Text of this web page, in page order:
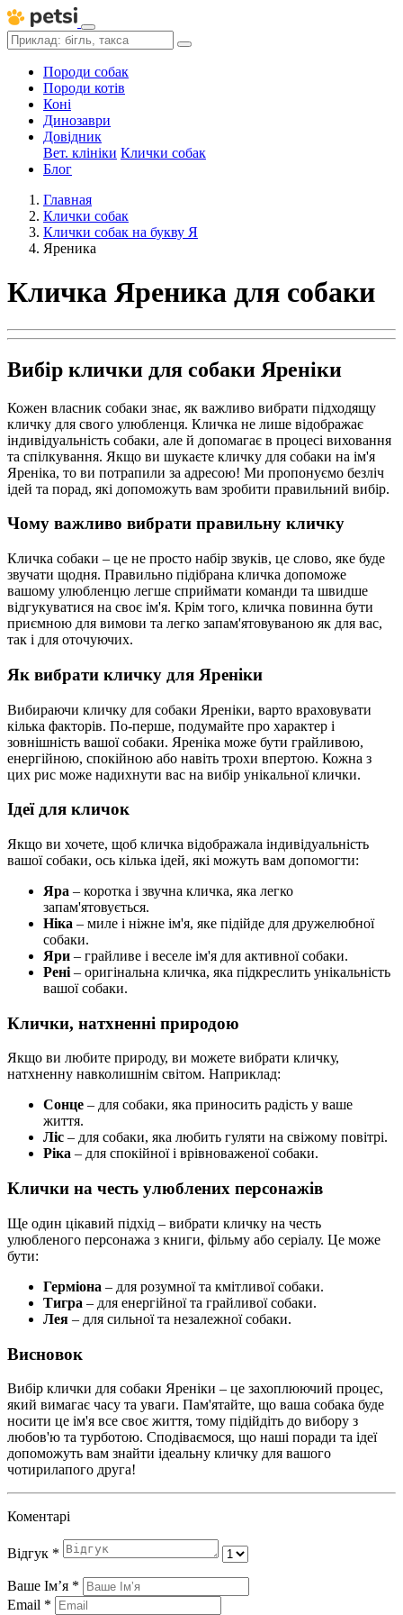
Породи собак
Породи котів
Коні
Динозаври
Довідник
Вет. клініки Клички собак
Блог
Главная
Клички собак
Клички собак на букву Я
Яреника
Кличка Яреника для собаки
Вибір клички для собаки Яреніки
Кожен власник собаки знає, як важливо вибрати підходящу
кличку для свого улюбленця. Кличка не лише відображає
індивідуальність собаки, але й допомагає в процесі виховання
та спілкування. Якщо ви шукаєте кличку для собаки на ім'я
Яреніка, то ви потрапили за адресою! Ми пропонуємо безліч
ідей та порад, які допоможуть вам зробити правильний вибір.
Чому важливо вибрати правильну кличку
Кличка собаки – це не просто набір звуків, це слово, яке буде
звучати щодня. Правильно підібрана кличка допоможе
вашому улюбленцю легше сприймати команди та швидше
відгукуватися на своє ім'я. Крім того, кличка повинна бути
приємною для вимови та легко запам'ятовуваною як для вас,
так і для оточуючих.
Як вибрати кличку для Яреніки
Вибираючи кличку для собаки Яреніки, варто враховувати
кілька факторів. По-перше, подумайте про характер і
зовнішність вашої собаки. Яреніка може бути грайливою,
енергійною, спокійною або навіть трохи впертою. Кожна з
цих рис може надихнути вас на вибір унікальної клички.
Ідеї для кличок
Якщо ви хочете, щоб кличка відображала індивідуальність
вашої собаки, ось кілька ідей, які можуть вам допомогти:
Яра – коротка і звучна кличка, яка легко
запам'ятовується.
Ніка – миле і ніжне ім'я, яке підійде для дружелюбної
собаки.
Яри – грайливе і веселе ім'я для активної собаки.
Рені – оригінальна кличка, яка підкреслить унікальність
вашої собаки.
Клички, натхненні природою
Якщо ви любите природу, ви можете вибрати кличку,
натхненну навколишнім світом. Наприклад:
Сонце – для собаки, яка приносить радість у ваше
життя.
Ліс – для собаки, яка любить гуляти на свіжому повітрі.
Ріка – для спокійної і врівноваженої собаки.
Клички на честь улюблених персонажів
Ще один цікавий підхід – вибрати кличку на честь
улюбленого персонажа з книги, фільму або серіалу. Це може
бути:
Герміона – для розумної та кмітливої собаки.
Тигра – для енергійної та грайливої собаки.
Лея – для сильної та незалежної собаки.
Висновок
Вибір клички для собаки Яреніки – це захоплюючий процес,
який вимагає часу та уваги. Пам'ятайте, що ваша собака буде
носити це ім'я все своє життя, тому підійдіть до вибору з
любов'ю та турботою. Сподіваємося, що наші поради та ідеї
допоможуть вам знайти ідеальну кличку для вашого
чотирилапого друга!
Коментарі
Відгук *
Ваше Імʼя *
Email *